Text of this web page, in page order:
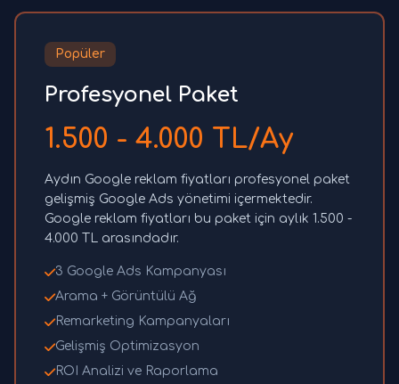
Popüler
Profesyonel Paket
1.500 - 4.000 TL/Ay
Aydın Google reklam fiyatları profesyonel paket
gelişmiş Google Ads yönetimi içermektedir.
Google reklam fiyatları bu paket için aylık 1.500 -
4.000 TL arasındadır.
3 Google Ads Kampanyası
Arama + Görüntülü Ağ
Remarketing Kampanyaları
Gelişmiş Optimizasyon
ROI Analizi ve Raporlama